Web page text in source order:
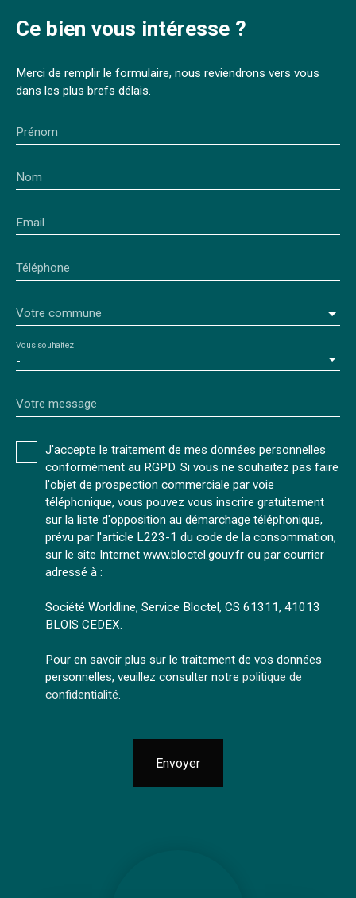
Ce bien vous intéresse ?
Merci de remplir le formulaire, nous reviendrons vers vous
dans les plus brefs délais.
Prénom
Nom
Email
Téléphone
Votre commune
-
Vous souhaitez
Votre message
J'accepte le traitement de mes données personnelles
conformément au RGPD. Si vous ne souhaitez pas faire
l'objet de prospection commerciale par voie
téléphonique, vous pouvez vous inscrire gratuitement
sur la liste d'opposition au démarchage téléphonique,
prévu par l'article L223-1 du code de la consommation,
sur le site Internet www.bloctel.gouv.fr ou par courrier
adressé à :
Société Worldline, Service Bloctel, CS 61311, 41013
BLOIS CEDEX.
Pour en savoir plus sur le traitement de vos données
personnelles, veuillez consulter notre politique de
confidentialité.
Envoyer